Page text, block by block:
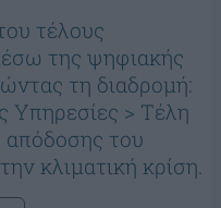
τέλους
της ψηφιακής
τη διαδρομή:
Υπηρεσίες > Τέλη
απόδοσης του
κλιματική κρίση.